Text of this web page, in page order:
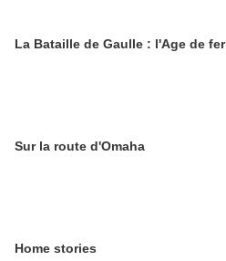
La Bataille de Gaulle : l'Age de fer
Sur la route d'Omaha
Home stories